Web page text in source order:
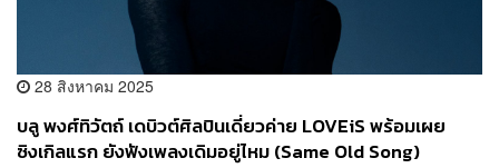
28 สิงหาคม 2025
บลู พงศ์ทิวัตถ์ เดบิวต์ศิลปินเดี่ยวค่าย LOVEiS พร้อมเผย
ซิงเกิลแรก ยังฟังเพลงเดิมอยู่ไหม (Same Old Song)